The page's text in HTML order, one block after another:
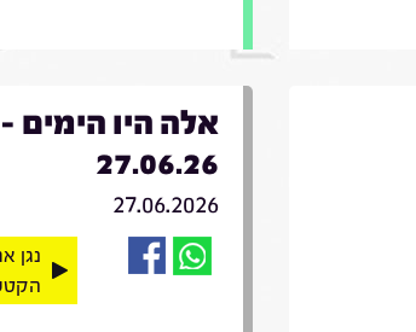
אלה היו הימים -
27.06.26
27.06.2026
נגן